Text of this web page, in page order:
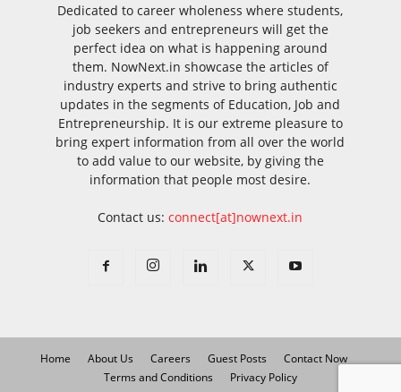
Dedicated to career wholeness where students,
job seekers and entrepreneurs will get the
perfect idea on what is happening around
them. NowNext.in showcase the articles of
industry experts and strive to bring authentic
updates in the segments of Education, Job and
Entrepreneurship. It is our extreme pleasure to
bring expert information from all over the world
to add value to our website, by giving the
information that people most desire.
Contact us:connect[at]nownext.in
Home About Us Careers Guest Posts
Contact Now
Terms and Conditions
Privacy Policy